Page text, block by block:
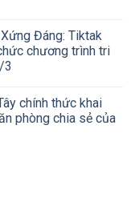
Đáng: Tiktak
chương trình tri
3
chính thức khai
phòng chia sẻ của